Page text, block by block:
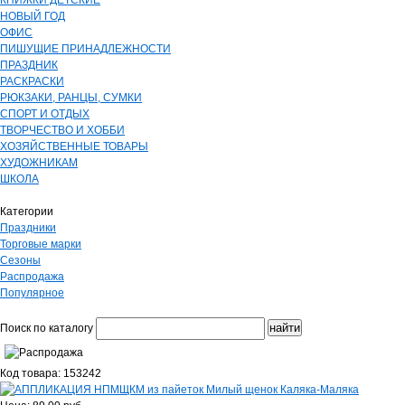
НОВЫЙ ГОД
ОФИС
ПИШУЩИЕ ПРИНАДЛЕЖНОСТИ
ПРАЗДНИК
РАСКРАСКИ
РЮКЗАКИ, РАНЦЫ, СУМКИ
СПОРТ И ОТДЫХ
ТВОРЧЕСТВО И ХОББИ
ХОЗЯЙСТВЕННЫЕ ТОВАРЫ
ХУДОЖНИКАМ
ШКОЛА
Категории
Праздники
Торговые марки
Сезоны
Распродажа
Популярное
Поиск по каталогу
Код товара: 153242